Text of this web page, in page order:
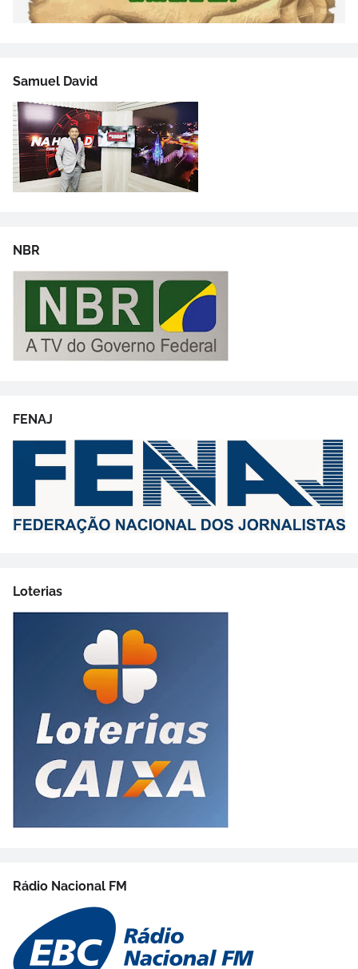
Samuel David
NBR
FENAJ
Loterias
Rádio Nacional FM